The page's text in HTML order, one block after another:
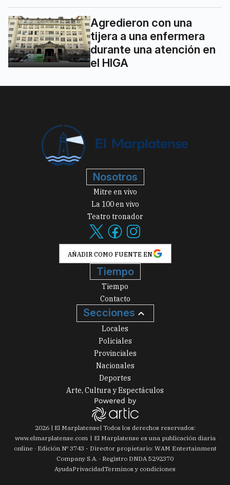
Agredieron con una
tijera a una enfermera
durante una atención en
el HIGA
Nosotros
Mitre en vivo
La 100 en vivo
Teatro tronador
AÑADIR COMO FUENTE EN
Tiempo
Tiempo
Contacto
Secciones
Locales
Policiales
Provinciales
Nacionales
Deportes
Arte, Cultura y Espectáculos
2026| El Marplatense| Todos los derechos reservados:
www.elmarplatense.com
El Marplatense es una publicación diaria
online · Edición Nº 3743 - Director propietario: WAM Entertainment
Company S.A. · Registro DNDA 5292370
AyudaPrivacidadTerminos y condiciones